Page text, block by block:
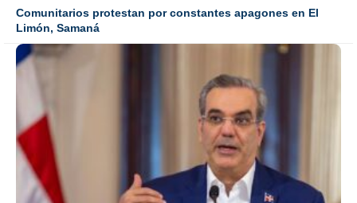
Comunitarios protestan por constantes apagones en El
Limón, Samaná